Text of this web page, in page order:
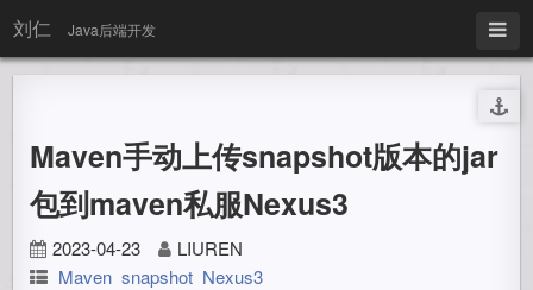
刘仁 Java后端开发
Maven手动上传snapshot版本的jar
包到maven私服Nexus3
2023-04-23
LIUREN
Maven snapshot Nexus3